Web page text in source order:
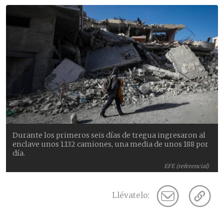
EFE (referencial)
Durante los primeros seis días de tregua ingresaron al
enclave unos 1.132 camiones, una media de unos 188 por
día.
Llévatelo: